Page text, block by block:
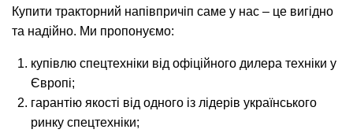
Купити тракторний напівпричіп саме у нас – це вигідно
та надійно. Ми пропонуємо:
купівлю спецтехніки від офіційного дилера техніки у
Європі;
гарантію якості від одного із лідерів українського
ринку спецтехніки;